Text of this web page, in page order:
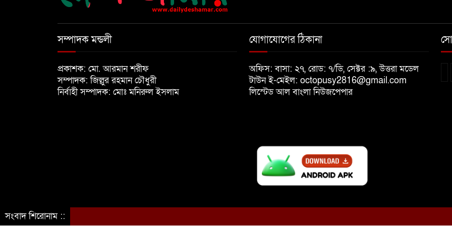
৬
সম্পাদক মন্ডলী
প্রকাশক: মো. আরমান শরীফ
সম্পাদক: জিল্লুর রহমান চৌধুরী
নির্বাহী সম্পাদক: মোঃ মনিরুল ইসলাম
যোগাযোগের ঠিকানা
অফিস: বাসা: ২৭, রোড: ৭/ডি, সেক্টর :৯, উত্তরা মডেল
টাউন ই-মেইল: octopusy2816@gmail.com
লিস্টেড আল বাংলা নিউজপেপার
সংবাদ শিরোনাম ::